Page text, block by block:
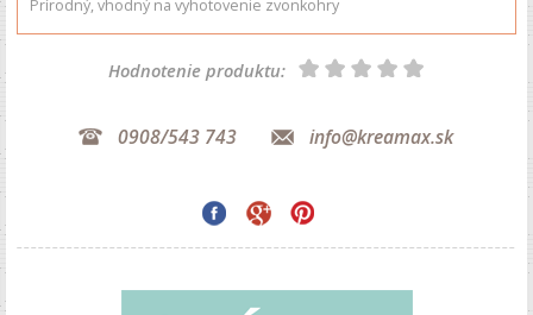
Prírodný, vhodný na vyhotovenie zvonkohry
Hodnotenie produktu:
0908/543 743 info@kreamax.sk